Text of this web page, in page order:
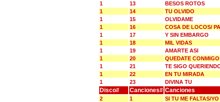
1
13
BESOS ROTOS
1
14
TU OLVIDO
1
15
OLVIDAME
1
16
COSA DE LOCOS/
1
17
Y SIN EMBARGO
1
18
MIL VIDAS
1
19
AMARTE ASI
1
20
QUEDATE CONMIGO
1
21
TE SIGO
1
22
EN TU MIRADA
1
23 DIVINA TU
Disco# Canciones# Canciones
2 1
SI TU ME FALTAS/